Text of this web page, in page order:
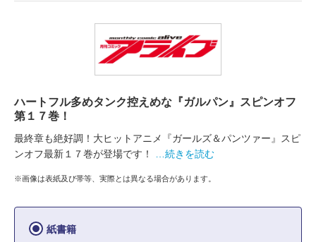
ハートフル多めタンク控えめな『ガルパン』スピンオフ
第１７巻！
最終章も絶好調！大ヒットアニメ『ガールズ＆パンツァー』スピ
ンオフ最新１７巻が登場です！
…続きを読む
※画像は表紙及び帯等、実際とは異なる場合があります。
紙書籍